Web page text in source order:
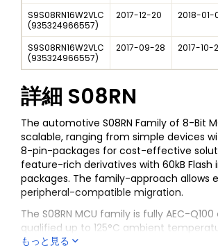
S9S08RN16W2VLC
(935324966557)
2017-12-20 2018-01-
S9S08RN16W2VLC
(935324966557)
2017-09-28 2017-10-
詳細 S08RN
The automotive S08RN Family of 8-Bit
scalable, ranging from simple devices
8-pin-packages for cost-effective
feature-rich derivatives with 60kB Flash
packages. The family-approach allows
peripheral-compatible migration.
The S08RN MCU family is fully AEC-
qualified up to 125°C ambient
もっと見る